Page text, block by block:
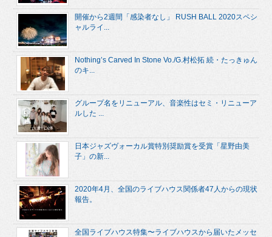
開催から2週間「感染者なし」 RUSH BALL 2020スペシ
ャルライ...
Nothing’s Carved In Stone Vo./G.村松拓 続・たっきゅん
のキ...
グループ名をリニューアル、音楽性はセミ・リニューア
ルした ...
日本ジャズヴォーカル賞特別奨励賞を受賞「星野由美
子」の新...
2020年4月、全国のライブハウス関係者47人からの現状
報告。
全国ライブハウス特集〜ライブハウスから届いたメッセ